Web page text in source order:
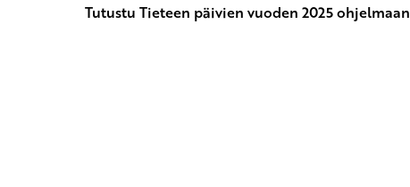
Tutustu Tieteen päivien vuoden 2025 ohjelmaan